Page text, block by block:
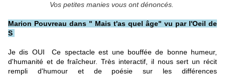
Vos petites manies vous ont dénoncés.
Marion Pouvreau dans " Mais t'as quel âge" vu par l'Oeil de
S
Je dis OUI Ce spectacle est une bouffée de bonne humeur,
d'humanité et de fraîcheur. Très interactif, il nous sert un récit
rempli d'humour et de poésie sur les différences